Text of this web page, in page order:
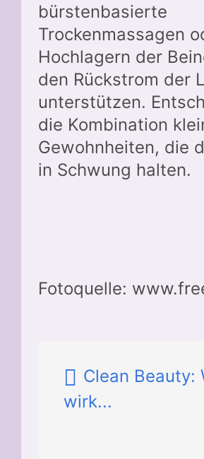
bürstenbasierte
Trockenmassagen
Hochlagern der
den Rückstrom der
unterstützen.
die Kombination
Gewohnheiten, die
in Schwung halten.
Fotoquelle:
Clean Beauty:
wirk...